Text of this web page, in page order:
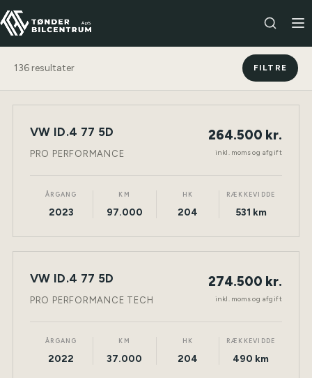
136 resultater FILTRE
NY BIL ELEKTRISK TØNDER
VW ID.4 77 5D
PRO PERFORMANCE
264.500 kr.
inkl. moms og afgift
ÅRGANG
2023
KM
97.000
HK
204
RÆKKEVIDDE
531 km
NY BIL ELEKTRISK TØNDER
VW ID.4 77 5D
PRO PERFORMANCE TECH
274.500 kr.
inkl. moms og afgift
ÅRGANG
2022
KM
37.000
HK
204
RÆKKEVIDDE
490 km